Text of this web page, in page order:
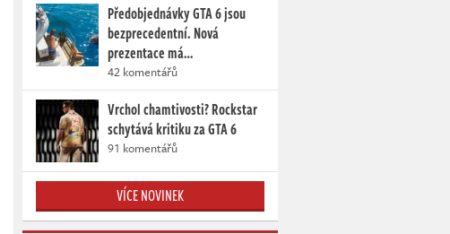
Předobjednávky GTA 6 jsou
bezprecedentní. Nová
prezentace má…
42 komentářů
Vrchol chamtivosti? Rockstar
schytává kritiku za GTA 6
91 komentářů
VÍCE NOVINEK